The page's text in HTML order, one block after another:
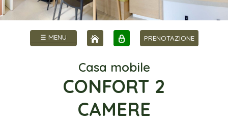
☰ MENU PRENOTAZIONE
Casa mobile
CONFORT 2
CAMERE